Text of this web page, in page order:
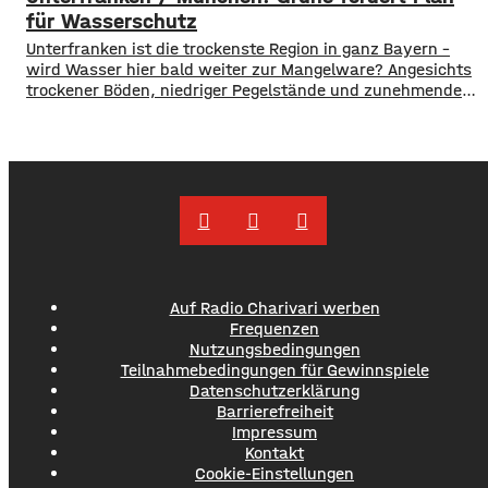
damit ihr Engagement und den aktuellen Kurs der
für Wasserschutz
​​Unterfranken ist die trockenste Region in ganz Bayern –
wird Wasser hier bald weiter zur Mangelware? Angesichts
trockener Böden, niedriger Pegelstände und zunehmender
So sollen unter anderem
Auf Radio Charivari werben
Frequenzen
Nutzungsbedingungen
Teilnahmebedingungen für Gewinnspiele
Datenschutzerklärung
Barrierefreiheit
Impressum
Kontakt
Cookie-Einstellungen